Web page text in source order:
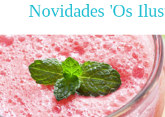
Novidades 'Os